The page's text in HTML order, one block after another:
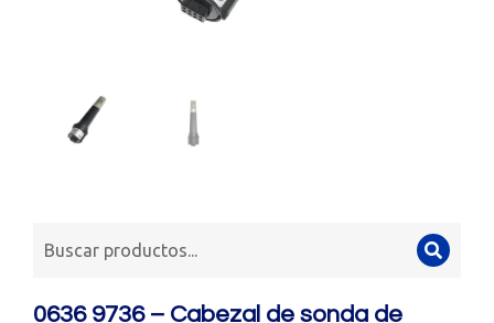
0636 9736 – Cabezal de sonda de